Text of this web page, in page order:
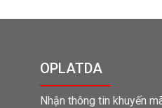
OPLATDA
Nhận thông tin khuyến